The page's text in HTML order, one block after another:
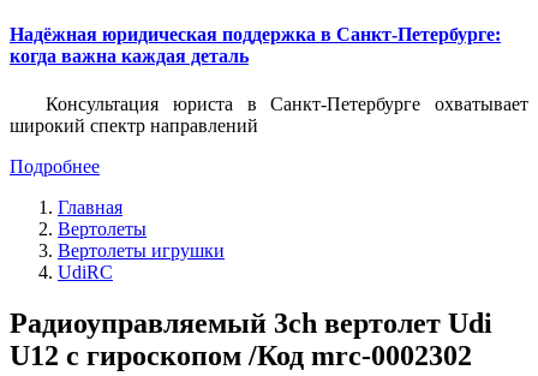
Надёжная юридическая поддержка в Санкт-Петербурге:
когда важна каждая деталь
Консультация юриста в Санкт-Петербурге охватывает
широкий спектр направлений
Подробнее
Главная
Вертолеты
Вертолеты игрушки
UdiRC
Радиоуправляемый 3ch вертолет Udi
U12 с гироскопом /Код mrc-0002302